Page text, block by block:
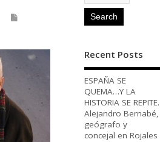
Recent Posts
ESPAÑA SE
QUEMA…Y LA
HISTORIA SE REPITE.
Alejandro Bernabé,
geógrafo y
concejal en Rojales